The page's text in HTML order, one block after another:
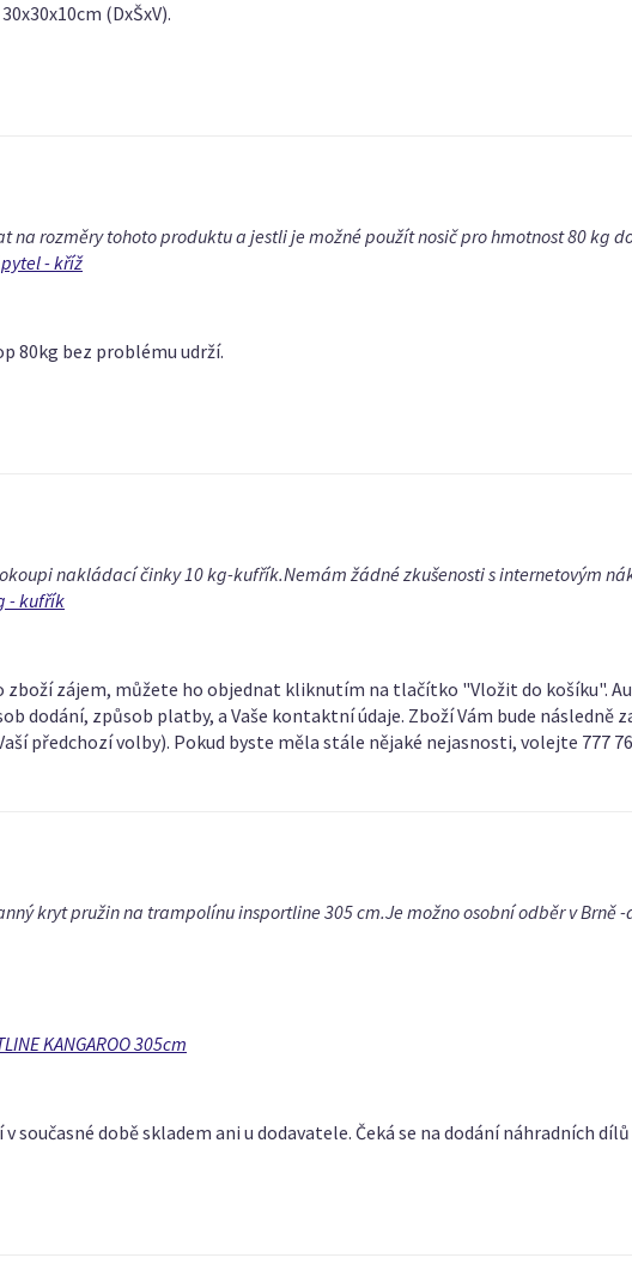
(DxŠxV).
na rozměry tohoto produktu a jestli je možné použít nosič pro hmotnost 80 kg
- kříž
80kg bez problému udrží.
nakládací činky 10 kg-kufřík.Nemám žádné zkušenosti s internetovým
- kufřík
zboží zájem, můžete ho objednat kliknutím na tlačítko "Vložit do košíku".
dodání, způsob platby, a Vaše kontaktní údaje. Zboží Vám bude následně
předchozí volby). Pokud byste měla stále nějaké nejasnosti, volejte 777
kryt pružin na trampolínu insportline 305 cm.Je možno osobní odběr v Brně
KANGAROO 305cm
současné době skladem ani u dodavatele. Čeká se na dodání náhradních